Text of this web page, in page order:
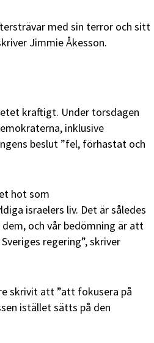
med sin terror och sitt
Jimmie Åkesson.
kraftigt. Under torsdagen
inklusive
beslut ”fel, förhastat och
hot som
israelers liv. Det är således
och vår bedömning är att
regering”, skriver
skrivit att ”att fokusera på
istället sätts på den